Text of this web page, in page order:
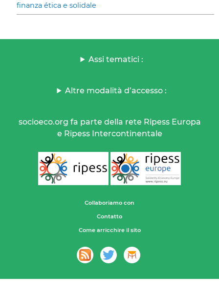
finanza ética e solidale
Assi tematici :
Altre modalità d’accesso :
socioeco.org fa parte della rete Ripess Europa
e Ripess Intercontinentale
Collaboriamo con
Contatto
Come arricchire il sito